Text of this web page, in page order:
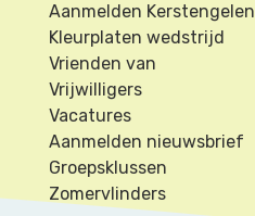
Aanmelden Kerstengelen
Kleurplaten wedstrijd
Vrienden van
Vrijwilligers
Vacatures
Aanmelden nieuwsbrief
Groepsklussen
Zomervlinders